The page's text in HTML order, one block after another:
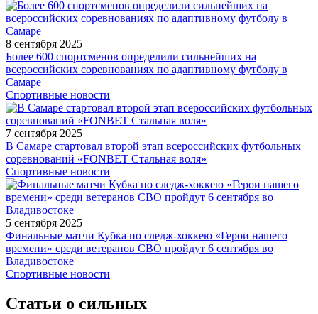
8 сентября 2025
Более 600 спортсменов определили сильнейших на
всероссийских соревнованиях по адаптивному футболу в
Самаре
Спортивные новости
7 сентября 2025
В Самаре стартовал второй этап всероссийских футбольных
соревнований «FONBET Стальная воля»
Спортивные новости
5 сентября 2025
Финальные матчи Кубка по следж-хоккею «Герои нашего
времени» среди ветеранов СВО пройдут 6 сентября во
Владивостоке
Спортивные новости
Статьи о сильных